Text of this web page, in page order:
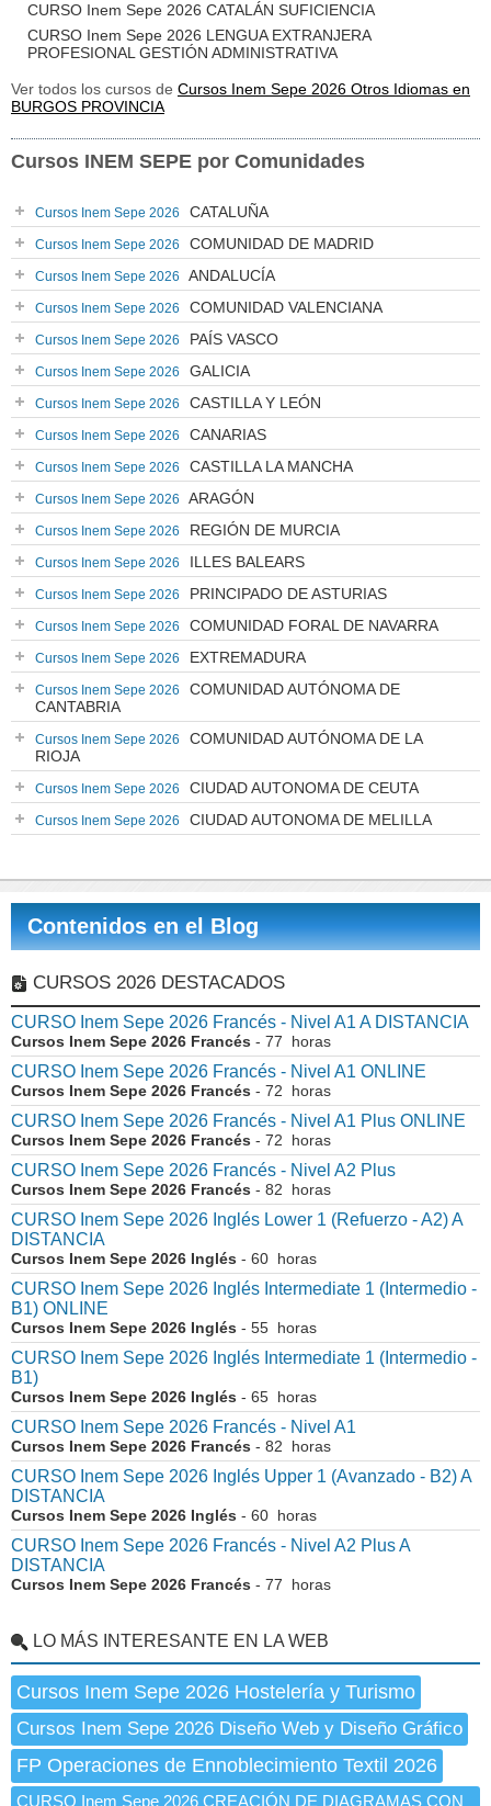
CURSO Inem Sepe 2026 CATALÁN SUFICIENCIA
CURSO Inem Sepe 2026 LENGUA EXTRANJERA
PROFESIONAL GESTIÓN ADMINISTRATIVA
Ver todos los cursos de Cursos Inem Sepe 2026 Otros Idiomas en
BURGOS PROVINCIA
Cursos INEM SEPE por Comunidades
Cursos Inem Sepe 2026 CATALUÑA
Cursos Inem Sepe 2026 COMUNIDAD DE MADRID
Cursos Inem Sepe 2026 ANDALUCÍA
Cursos Inem Sepe 2026 COMUNIDAD VALENCIANA
Cursos Inem Sepe 2026 PAÍS VASCO
Cursos Inem Sepe 2026 GALICIA
Cursos Inem Sepe 2026 CASTILLA Y LEÓN
Cursos Inem Sepe 2026 CANARIAS
Cursos Inem Sepe 2026 CASTILLA LA MANCHA
Cursos Inem Sepe 2026 ARAGÓN
Cursos Inem Sepe 2026 REGIÓN DE MURCIA
Cursos Inem Sepe 2026 ILLES BALEARS
Cursos Inem Sepe 2026 PRINCIPADO DE ASTURIAS
Cursos Inem Sepe 2026 COMUNIDAD FORAL DE NAVARRA
Cursos Inem Sepe 2026 EXTREMADURA
Cursos Inem Sepe 2026
COMUNIDAD AUTÓNOMA DE
CANTABRIA
Cursos Inem Sepe 2026
COMUNIDAD AUTÓNOMA DE LA
RIOJA
Cursos Inem Sepe 2026 CIUDAD AUTONOMA DE CEUTA
Cursos Inem Sepe 2026 CIUDAD AUTONOMA DE MELILLA
Contenidos en el Blog
CURSOS 2026 DESTACADOS
CURSO Inem Sepe 2026 Francés - Nivel A1 A DISTANCIA
Cursos Inem Sepe 2026 Francés - 77 horas
CURSO Inem Sepe 2026 Francés - Nivel A1 ONLINE
Cursos Inem Sepe 2026 Francés - 72 horas
CURSO Inem Sepe 2026 Francés - Nivel A1 Plus ONLINE
Cursos Inem Sepe 2026 Francés - 72 horas
CURSO Inem Sepe 2026 Francés - Nivel A2 Plus
Cursos Inem Sepe 2026 Francés - 82 horas
CURSO Inem Sepe 2026 Inglés Lower 1 (Refuerzo - A2) A
DISTANCIA
Cursos Inem Sepe 2026 Inglés - 60 horas
CURSO Inem Sepe 2026 Inglés Intermediate 1 (Intermedio -
B1) ONLINE
Cursos Inem Sepe 2026 Inglés - 55 horas
CURSO Inem Sepe 2026 Inglés Intermediate 1 (Intermedio -
B1)
Cursos Inem Sepe 2026 Inglés - 65 horas
CURSO Inem Sepe 2026 Francés - Nivel A1
Cursos Inem Sepe 2026 Francés - 82 horas
CURSO Inem Sepe 2026 Inglés Upper 1 (Avanzado - B2) A
DISTANCIA
Cursos Inem Sepe 2026 Inglés - 60 horas
CURSO Inem Sepe 2026 Francés - Nivel A2 Plus A
DISTANCIA
Cursos Inem Sepe 2026 Francés - 77 horas
LO MÁS INTERESANTE EN LA WEB
Cursos Inem Sepe 2026 Hostelería y Turismo
Cursos Inem Sepe 2026 Diseño Web y Diseño Gráfico
FP Operaciones de Ennoblecimiento Textil 2026
CURSO Inem Sepe 2026 CREACIÓN DE DIAGRAMAS CON